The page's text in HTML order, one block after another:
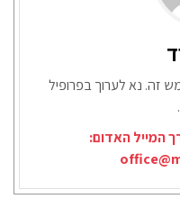
זה. נא לערוך בפרופיל
המייל האדום: